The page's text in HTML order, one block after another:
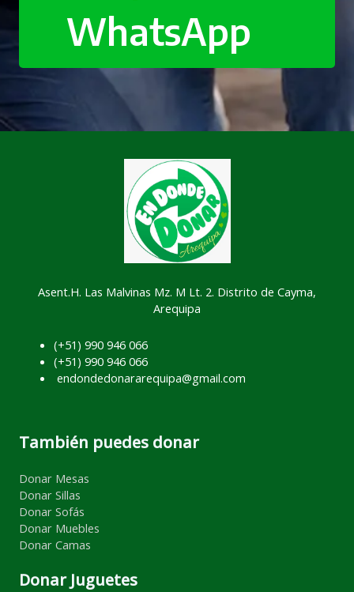
WhatsApp
Asent.H. Las Malvinas Mz. M Lt. 2. Distrito de Cayma,
Arequipa
(+51) 990 946 066
(+51) 990 946 066
endondedonararequipa@gmail.com
También puedes donar
Donar Mesas
Donar Sillas
Donar Sofás
Donar Muebles
Donar Camas
Donar Juguetes